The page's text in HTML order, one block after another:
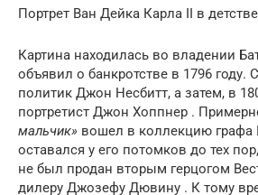
Портрет Ван Дейка Карла II в детстве
Картина находилась во владении
объявил о банкротстве в 1796 году.
политик Джон Несбитт, а затем, в
портретист Джон Хоппнер .
мальчик» вошел в коллекцию графа
оставался у его потомков до тех
не был продан вторым герцогом
дилеру Джозефу Дювину . К тому